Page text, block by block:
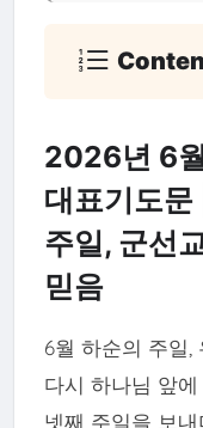
2026년 6
대표기도문
주일, 군선
믿음
6월 하순의 주일,
다시 하나님 앞
넷째 주일을 보